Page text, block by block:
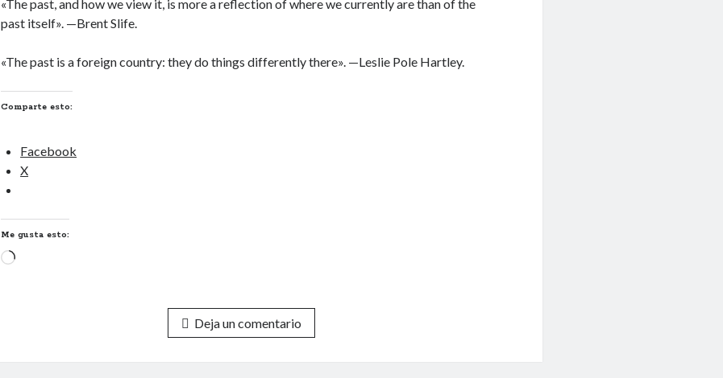
«The past, and how we view it, is more a reflection of where we currently are than of the
past itself». —Brent Slife.
«The past is a foreign country: they do things differently there». —Leslie Pole Hartley.
Comparte esto:
Facebook
X
Me gusta esto:
Cargando...
Deja un comentario